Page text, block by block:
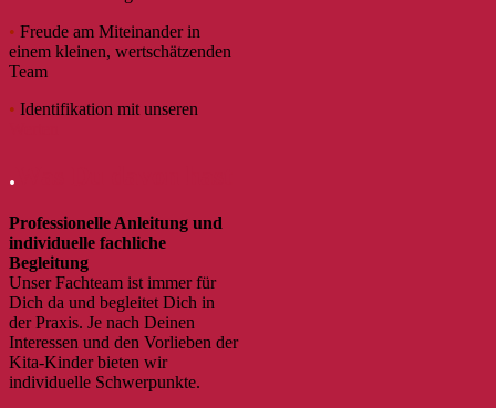
• Freude am Miteinander in
einem kleinen, wertschätzenden
Team
• Identifikation mit unseren
.
Professionelle Anleitung und
individuelle fachliche
Begleitung
Unser Fachteam ist immer für
Dich da und begleitet Dich in
der Praxis. Je nach Deinen
Interessen und den Vorlieben der
Kita-Kinder bieten wir
individuelle Schwerpunkte.